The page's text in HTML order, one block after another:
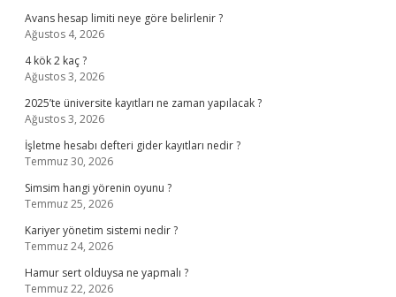
Avans hesap limiti neye göre belirlenir ?
Ağustos 4, 2026
4 kök 2 kaç ?
Ağustos 3, 2026
2025’te üniversite kayıtları ne zaman yapılacak ?
Ağustos 3, 2026
İşletme hesabı defteri gider kayıtları nedir ?
Temmuz 30, 2026
Simsim hangi yörenin oyunu ?
Temmuz 25, 2026
Kariyer yönetim sistemi nedir ?
Temmuz 24, 2026
Hamur sert olduysa ne yapmalı ?
Temmuz 22, 2026